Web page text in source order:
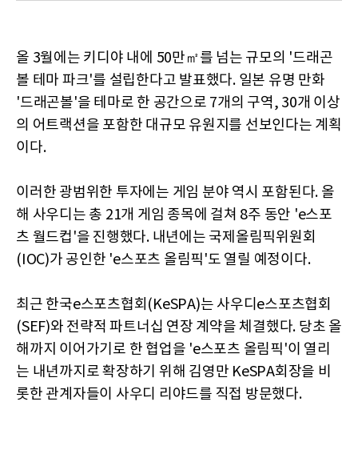
올 3월에는 키디야 내에 50만㎡를 넘는 규모의 '드래곤
볼 테마 파크'를 설립한다고 발표했다. 일본 유명 만화
'드래곤볼'을 테마로 한 공간으로 7개의 구역, 30개 이상
의 어트랙션을 포함한 대규모 유원지를 선보인다는 계획
이다.
이러한 광범위한 투자에는 게임 분야 역시 포함된다. 올
해 사우디는 총 21개 게임 종목에 걸쳐 8주 동안 'e스포
츠 월드컵'을 진행했다. 내년에는 국제올림픽위원회
(IOC)가 공인한 'e스포츠 올림픽'도 열릴 예정이다.
최근 한국e스포츠협회(KeSPA)는 사우디e스포츠협회
(SEF)와 전략적 파트너십 연장 계약을 체결했다. 당초 올
해까지 이어가기로 한 협업을 'e스포츠 올림픽'이 열리
는 내년까지로 확장하기 위해 김영만 KeSPA회장을 비
롯한 관계자들이 사우디 리야드를 직접 방문했다.